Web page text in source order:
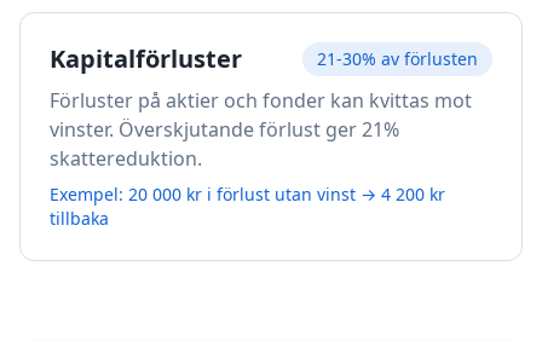
Kapitalförluster 21-30% av förlusten
Förluster på aktier och fonder kan kvittas mot
vinster. Överskjutande förlust ger 21%
skattereduktion.
Exempel: 20 000 kr i förlust utan vinst → 4 200 kr
tillbaka